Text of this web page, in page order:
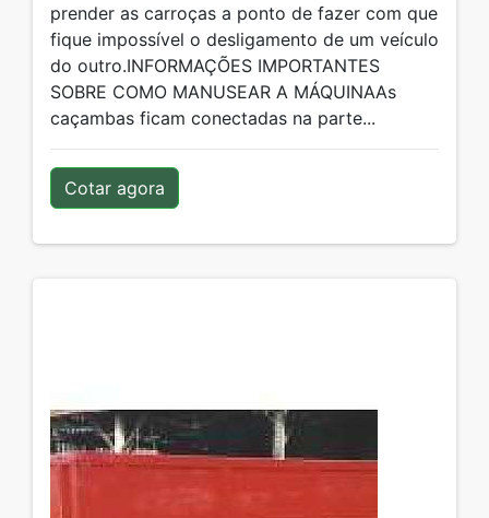
prender as carroças a ponto de fazer com que
fique impossível o desligamento de um veículo
do outro.INFORMAÇÕES IMPORTANTES
SOBRE COMO MANUSEAR A MÁQUINAAs
caçambas ficam conectadas na parte...
Cotar agora